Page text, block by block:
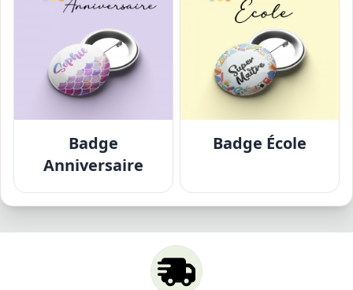
Badge
Anniversaire
Badge École